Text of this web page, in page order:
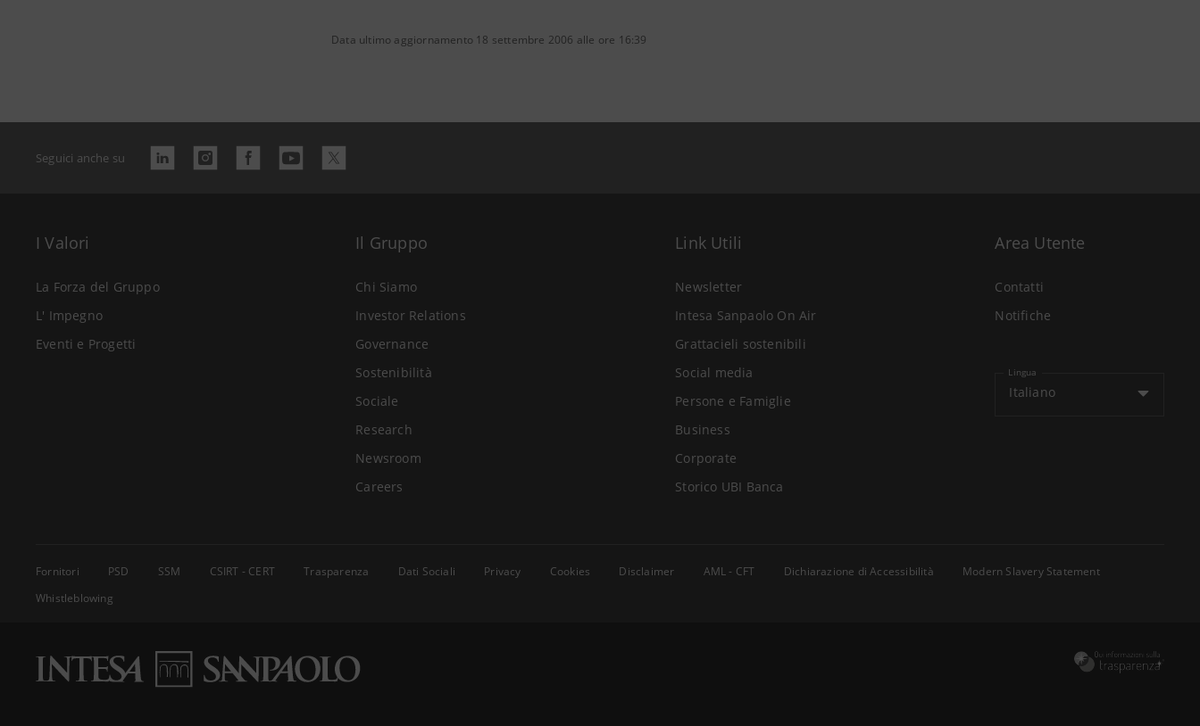
Data ultimo aggiornamento 18 settembre 2006 alle ore 16:39
Seguici anche su
I Valori
La Forza del Gruppo
L' Impegno
Eventi e Progetti
Il Gruppo
Chi Siamo
Investor Relations
Governance
Sostenibilità
Sociale
Research
Newsroom
Careers
Link Utili
Newsletter
Intesa Sanpaolo On Air
Grattacieli sostenibili
Social media
Persone e Famiglie
Business
Corporate
Storico UBI Banca
Area Utente
Contatti
Notifiche
Lingua
Italiano
Fornitori PSD SSM CSIRT - CERT Trasparenza Dati Sociali Privacy Cookies Disclaimer AML - CFT Dichiarazione di Accessibilità
Modern Slavery Statement
Whistleblowing